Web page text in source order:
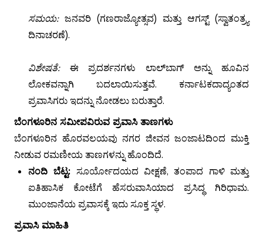
ಸಮಯ:ಜನವರಿ (ಗಣರಾಜ್ಯೋತ್ಸವ) ಮತ್ತು ಆಗಸ್ಟ್ (ಸ್ವಾತಂತ್ರ್ಯ
ದಿನಾಚರಣೆ).
ವಿಶೇಷತೆ:ಈ ಪ್ರದರ್ಶನಗಳು ಲಾಲ್‌ಬಾಗ್ ಅನ್ನು ಹೂವಿನ
ಲೋಕವನ್ನಾಗಿ ಬದಲಾಯಿಸುತ್ತವೆ. ಕರ್ನಾಟಕದಾದ್ಯಂತದ
ಪ್ರವಾಸಿಗರು ಇದನ್ನು ನೋಡಲು ಬರುತ್ತಾರೆ.
ಬೆಂಗಳೂರಿನ ಸಮೀಪವಿರುವ ಪ್ರವಾಸಿ ತಾಣಗಳು
ಬೆಂಗಳೂರಿನ ಹೊರವಲಯವು ನಗರ ಜೀವನ ಜಂಜಾಟದಿಂದ ಮುಕ್ತಿ
ನೀಡುವ ರಮಣೀಯ ತಾಣಗಳನ್ನು ಹೊಂದಿದೆ.
ನಂದಿ ಬೆಟ್ಟ: ಸೂರ್ಯೋದಯದ ವೀಕ್ಷಣೆ, ತಂಪಾದ ಗಾಳಿ ಮತ್ತು
ಐತಿಹಾಸಿಕ ಕೋಟೆಗೆ ಹೆಸರುವಾಸಿಯಾದ ಪ್ರಸಿದ್ಧ ಗಿರಿಧಾಮ.
ಮುಂಜಾನೆಯ ಪ್ರವಾಸಕ್ಕೆ ಇದು ಸೂಕ್ತ ಸ್ಥಳ.
ಪ್ರವಾಸಿ ಮಾಹಿತಿ